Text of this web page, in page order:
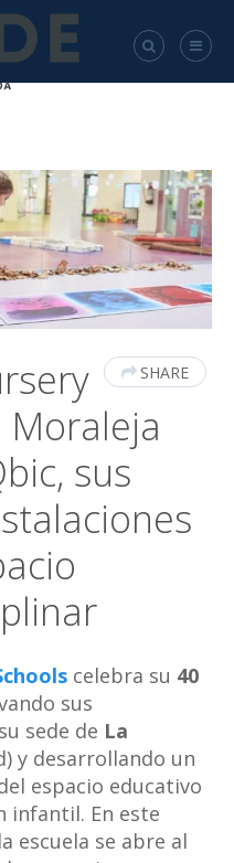
SHARE
Moraleja
sus
celebra su 40
sus
sede de La
y desarrollando un
espacio educativo
infantil. En este
escuela se abre al